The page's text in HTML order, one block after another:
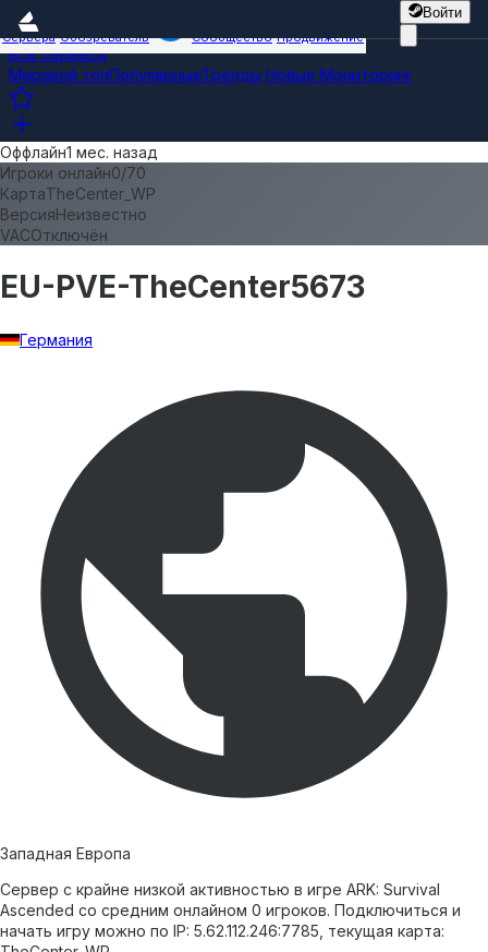
Войти
Сервера Обозреватель Сообщество Продвижение
Все сервера
Мировой топПопулярныеТренды Новые Мониторинг
EU-PVE-TheCenter5673
Германия
Западная Европа
Сервер с крайне низкой активностью в игре ARK: Survival
Ascended со средним онлайном 0 игроков. Подключиться и
начать игру можно по IP: 5.62.112.246:7785, текущая карта:
Оффлайн1 мес. назад
Игроки онлайн0/70
КартаTheCenter_WP
ВерсияНеизвестно
VACОтключён